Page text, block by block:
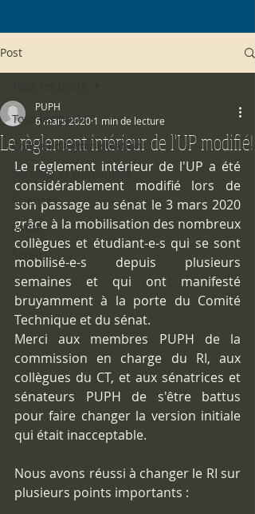
Post
Tous les posts
Conseil d'administration
Sociétés et Humanités
Sciences
Santé
Sénat
Le règlement intérieur de l'UP modifié!
PUPH
6 mars 2020 1 min de lecture
Le règlement intérieur de l'UP a été
considérablement modifié lors de
son passage au sénat le 3 mars 2020
grâce à la mobilisation des nombreux
collègues et étudiant-e-s qui se sont
mobilisé-e-s depuis plusieurs
semaines et qui ont manifesté
bruyamment à la porte du Comité
Technique et du sénat.
Merci aux membres PUPH de la
commission en charge du RI, aux
collègues du CT, et aux sénatrices et
sénateurs PUPH de s'être battus
pour faire changer la version initiale
qui était inacceptable.
Nous avons réussi à changer le RI sur
plusieurs points importants :